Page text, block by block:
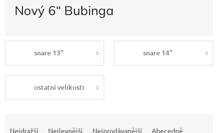
Nový 6“ Bubinga
snare 13" snare 14"
ostatní velikosti
Nejdražší Nejlevnější Nejprodávanější Abecedně